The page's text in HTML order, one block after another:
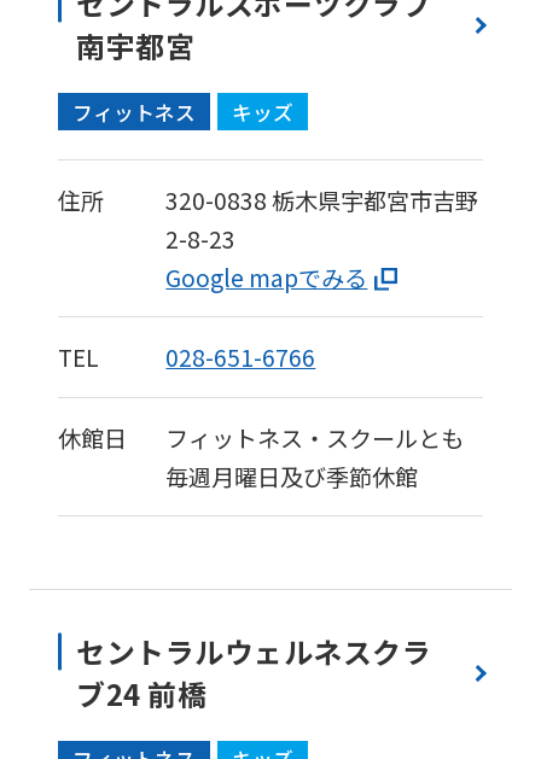
南宇都宮
フィットネス キッズ
住所 320-0838栃木県宇都宮市吉野
2-8-23
Google mapでみる
TEL 028-651-6766
休館日
フィットネス・スクールとも
毎週月曜日及び季節休館
セントラルウェルネスクラ
ブ24 前橋